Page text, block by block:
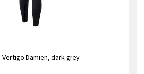
Damien, dark grey